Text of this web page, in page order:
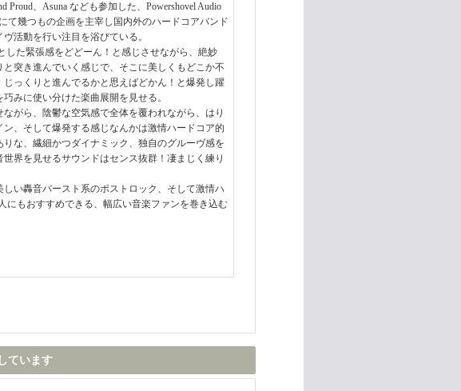
Proud、Asuna なども参加した、Powershovel Audio
て幾つもの企画を主宰し国内外のハードコアバンド
活動を行い注目を浴びている。
した緊張感をどどーん！と感じさせながら、絶妙
突き進んでいく感じで、そこに美しくもどこか不
っくりと進んでるかと思えばどかん！と爆発し躍
みに使い分けた楽曲展開を見せる。
がら、陰鬱な空気感で全体を覆われながら、はり
、そして爆発する感じなんかは激情ハードコア的
な、繊細かつダイナミック、独自のグルーヴ感を
界を見せるサウンドはセンス抜群！凄まじく練り
い轟音バースト系のポストロック、そして激情ハ
にもおすすめできる、幅広い音楽ファンを巻き込む
ています